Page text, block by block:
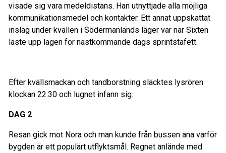
visade sig vara medeldistans. Han utnyttjade alla möjliga
kommunikationsmedel och kontakter. Ett annat uppskattat
inslag under kvällen i Södermanlands läger var när Sixten
läste upp lagen för nästkommande dags sprintstafett.
Efter kvällsmackan och tandborstning släcktes lysrören
klockan 22.30 och lugnet infann sig.
DAG 2
Resan gick mot Nora och man kunde från bussen ana varför
bygden är ett populärt utflyktsmål. Regnet anlände med